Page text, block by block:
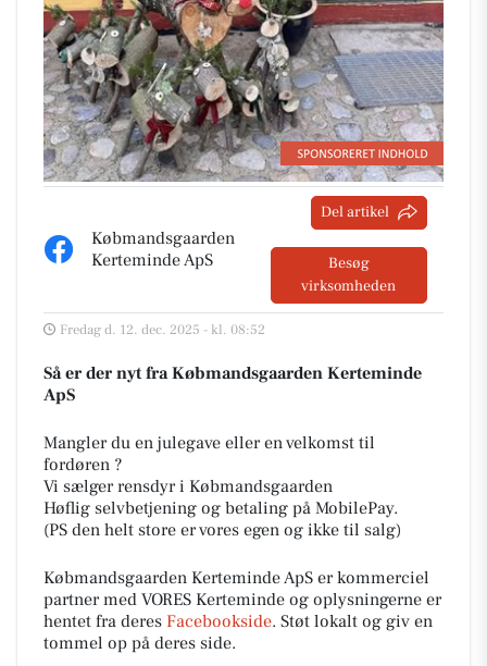
Købmandsgaarden
Kerteminde ApS
Del artikel
Besøg
virksomheden
Fredag d. 12. dec. 2025 - kl. 08:52
Så er der nyt fra Købmandsgaarden Kerteminde
ApS
Mangler du en julegave eller en velkomst til
fordøren ?
Vi sælger rensdyr i Købmandsgaarden
Høflig selvbetjening og betaling på MobilePay.
(PS den helt store er vores egen og ikke til salg)
Købmandsgaarden Kerteminde ApS er kommerciel
partner med VORES Kerteminde og oplysningerne er
hentet fra deres Facebookside. Støt lokalt og giv en
tommel op på deres side.